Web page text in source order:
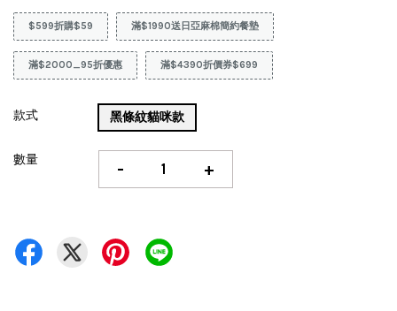
$599折購$59 滿$1990送日亞麻棉簡約餐墊
滿$2000_95折優惠 滿$4390折價券$699
款式 黑條紋貓咪款
數量 - +